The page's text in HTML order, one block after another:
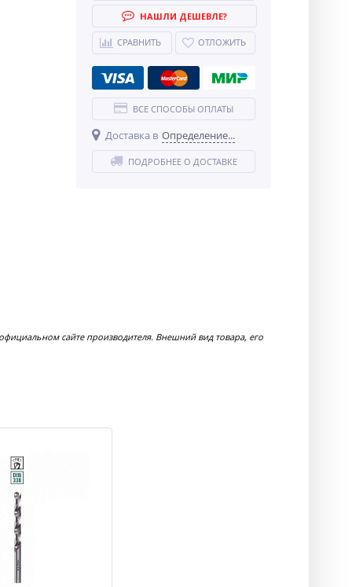
НАШЛИ ДЕШЕВЛЕ?
СРАВНИТЬ ОТЛОЖИТЬ
ВСЕ СПОСОБЫ ОПЛАТЫ
Доставка в Определение...
ПОДРОБНЕЕ О ДОСТАВКЕ
сайте производителя. Внешний вид товара, его